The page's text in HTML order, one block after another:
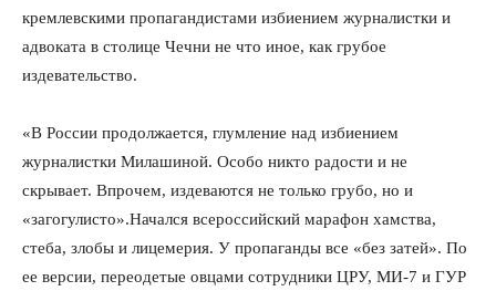
кремлевскими пропагандистами избиением журналистки и
адвоката в столице Чечни не что иное, как грубое
издевательство.
«В России продолжается, глумление над избиением
журналистки Милашиной. Особо никто радости и не
скрывает. Впрочем, издеваются не только грубо, но и
«загогулисто».Начался всероссийский марафон хамства,
стеба, злобы и лицемерия. У пропаганды все «без затей». По
ее версии, переодетые овцами сотрудники ЦРУ, МИ-7 и ГУР